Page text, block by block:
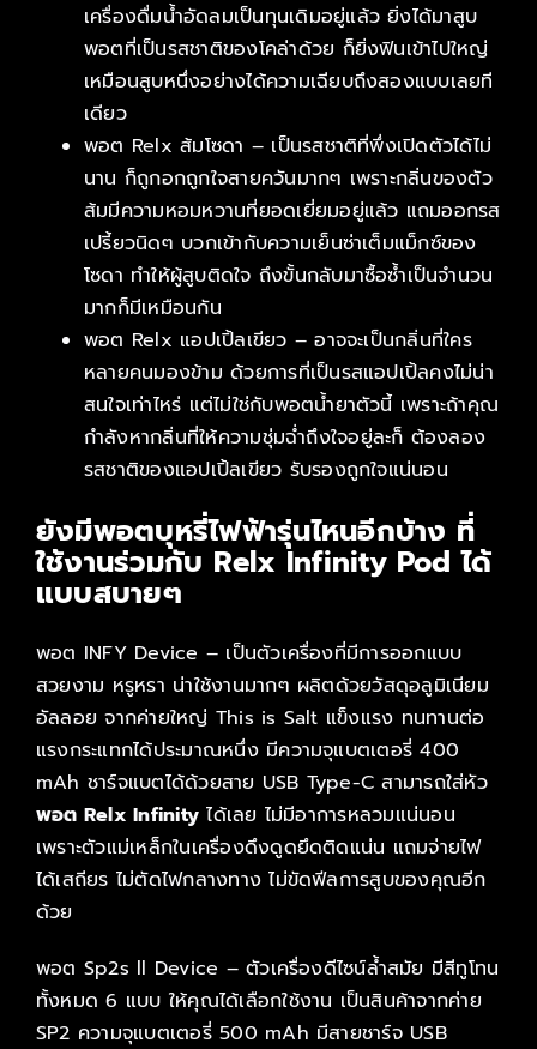
เครื่องดื่มน้ำอัดลมเป็นทุนเดิมอยู่แล้ว ยิ่งได้มาสูบ
พอตที่เป็นรสชาติของโคล่าด้วย ก็ยิ่งฟินเข้าไปใหญ่
เหมือนสูบหนึ่งอย่างได้ความเฉียบถึงสองแบบเลยที
เดียว
พอต Relx ส้มโซดา – เป็นรสชาติที่พึ่งเปิดตัวได้ไม่
นาน ก็ถูกอกถูกใจสายควันมากๆ เพราะกลิ่นของตัว
ส้มมีความหอมหวานที่ยอดเยี่ยมอยู่แล้ว แถมออกรส
เปรี้ยวนิดๆ บวกเข้ากับความเย็นซ่าเต็มแม็กซ์ของ
โซดา ทำให้ผู้สูบติดใจ ถึงขั้นกลับมาซื้อซ้ำเป็นจำนวน
มากก็มีเหมือนกัน
พอต Relx แอปเปิ้ลเขียว – อาจจะเป็นกลิ่นที่ใคร
หลายคนมองข้าม ด้วยการที่เป็นรสแอปเปิ้ลคงไม่น่า
สนใจเท่าไหร่ แต่ไม่ใช่กับพอตน้ำยาตัวนี้ เพราะถ้าคุณ
กำลังหากลิ่นที่ให้ความชุ่มฉ่ำถึงใจอยู่ละก็ ต้องลอง
รสชาติของแอปเปิ้ลเขียว รับรองถูกใจแน่นอน
ยังมีพอตบุหรี่ไฟฟ้ารุ่นไหนอีกบ้าง ที่
ใช้งานร่วมกับ Relx Infinity Pod ได้
แบบสบายๆ
พอต INFY Device – เป็นตัวเครื่องที่มีการออกแบบ
สวยงาม หรูหรา น่าใช้งานมากๆ ผลิตด้วยวัสดุอลูมิเนียม
อัลลอย จากค่ายใหญ่ This is Salt แข็งแรง ทนทานต่อ
แรงกระแทกได้ประมาณหนึ่ง มีความจุแบตเตอรี่ 400
mAh ชาร์จแบตได้ด้วยสาย USB Type-C สามารถใส่หัว
พอต Relx Infinity ได้เลย ไม่มีอาการหลวมแน่นอน
เพราะตัวแม่เหล็กในเครื่องดึงดูดยึดติดแน่น แถมจ่ายไฟ
ได้เสถียร ไม่ตัดไฟกลางทาง ไม่ขัดฟีลการสูบของคุณอีก
ด้วย
พอต Sp2s ll Device – ตัวเครื่องดีไซน์ล้ำสมัย มีสีทูโทน
ทั้งหมด 6 แบบ ให้คุณได้เลือกใช้งาน เป็นสินค้าจากค่าย
SP2 ความจุแบตเตอรี่ 500 mAh มีสายชาร์จ USB